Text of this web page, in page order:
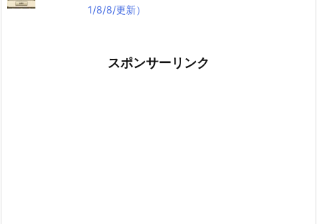
1/8/8/更新）
スポンサーリンク